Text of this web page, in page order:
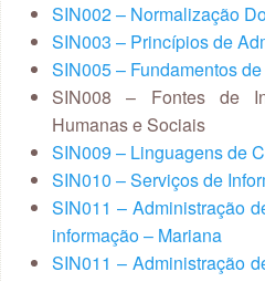
SIN002 – Normalização
SIN003 – Princípios de
SIN005 – Fundamentos
SIN008 – Fontes de
Humanas e Sociais
SIN009 – Linguagens de
SIN010 – Serviços de
SIN011 – Administração
informação – Mariana
SIN011 – Administração